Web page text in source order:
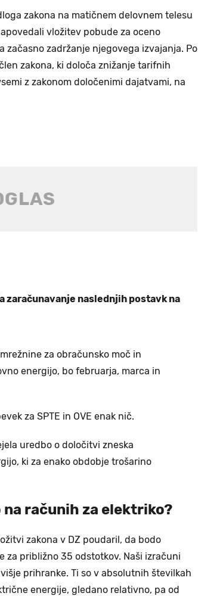
zakona na matičnem delovnem telesu
vložitev pobude za oceno
začasno zadržanje njegovega izvajanja. Po
zakona, ki določa znižanje tarifnih
z zakonom določenimi dajatvami, na
zaračunavanje naslednjih postavk na
za obračunsko moč in
energijo, bo februarja, marca in
za SPTE in OVE enak nič.
uredbo o določitvi zneska
ki za enako obdobje trošarino
na računih za elektriko?
zakona v DZ poudaril, da bodo
za približno 35 odstotkov. Naši izračuni
prihranke. Ti so v absolutnih številkah
energije, gledano relativno, pa od